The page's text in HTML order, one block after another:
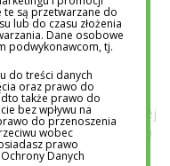
który wielu dorosłym
niż jeszcze
że rodzice coraz częściej
rozczarowaniem
stopniowo
te są przetwarzane do
lub do czasu złożenia
Dane osobowe
podwykonawcom, tj.
do treści danych
oraz prawo do
także prawo do
bez wpływu na
do przenoszenia
wobec
prawo
Danych